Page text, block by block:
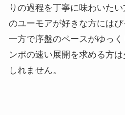
りの過程を丁寧に味わいた
のユーモアが好きな方にはぴ
一方で序盤のペースがゆっ
ンポの速い展開を求める方
しれません。